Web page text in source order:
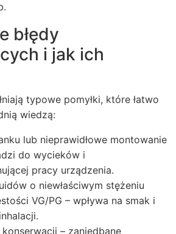
błędy
i jak ich
typowe pomyłki, które łatwo
wiedzą:
lub nieprawidłowe montowanie
do wycieków i
pracy urządzenia.
o niewłaściwym stężeniu
VG/PG – wpływa na smak i
– zaniedbane